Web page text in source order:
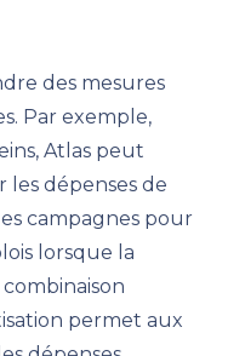
des mesures
Par exemple,
Atlas peut
dépenses de
campagnes pour
lorsque la
permet aux